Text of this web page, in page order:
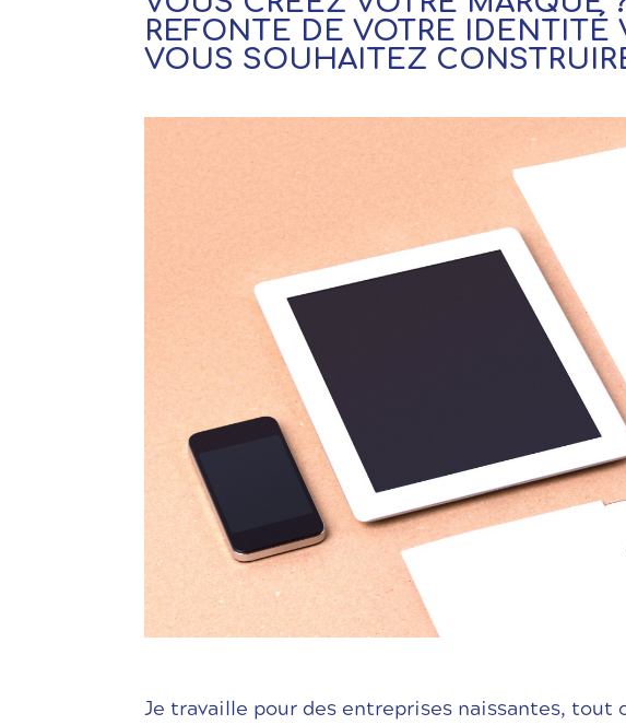
REFONTE DE VOTRE
VOUS SOUHAITEZ
Je travaille pour des entreprises naissantes, tout